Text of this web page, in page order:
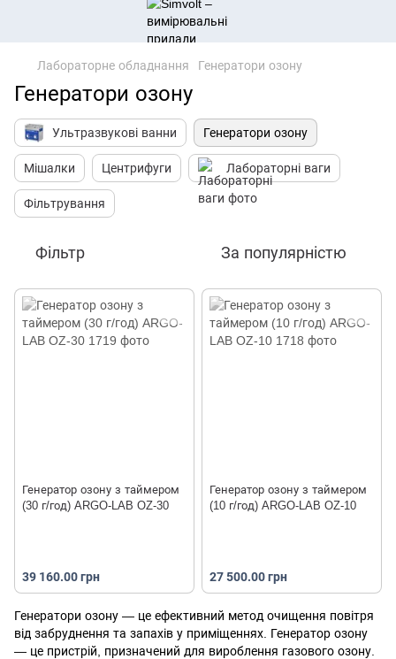
Лабораторне обладнання Генератори озону
Генератори озону
Ультразвукові ванни Генератори озону
Мішалки Центрифуги Лабораторні ваги
Фільтрування
Фільтр За популярністю
Генератор озону з таймером
(30 г/год) ARGO-LAB OZ-30
39 160.00 грн
Генератор озону з таймером
(10 г/год) ARGO-LAB OZ-10
27 500.00 грн
Генератори озону — це ефективний метод очищення повітря
від забруднення та запахів у приміщеннях. Генератор озону
— це пристрій, призначений для вироблення газового озону.